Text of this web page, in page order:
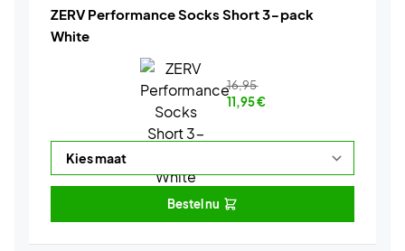
ZERV Performance Socks Short 3-pack
White
16,95
11,95€
Bestel nu